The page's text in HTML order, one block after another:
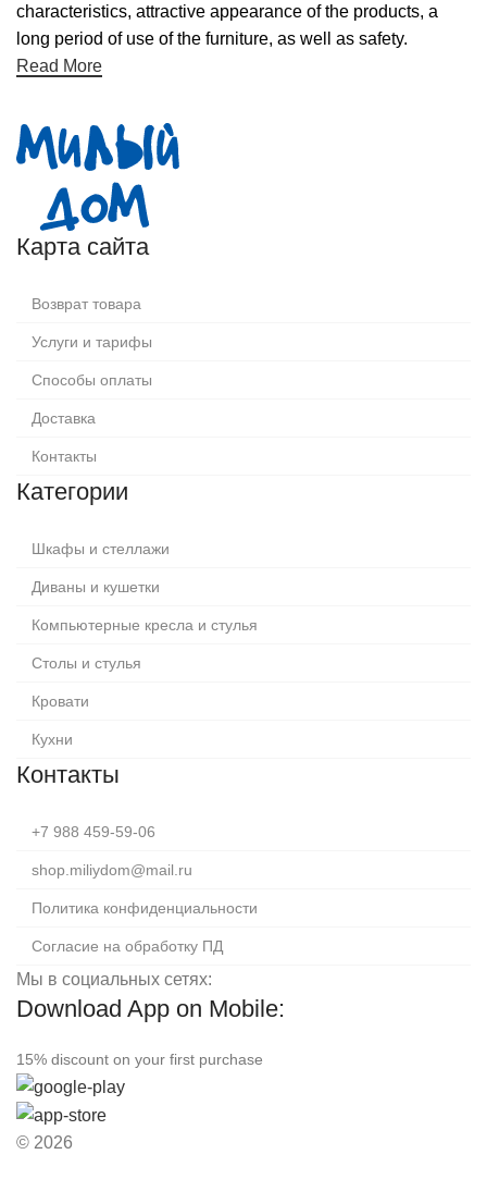
characteristics, attractive appearance of the products, a
long period of use of the furniture, as well as safety.
Read More
Карта сайта
Возврат товара
Услуги и тарифы
Способы оплаты
Доставка
Контакты
Категории
Шкафы и стеллажи
Диваны и кушетки
Компьютерные кресла и стулья
Столы и стулья
Кровати
Кухни
Контакты
+7 988 459-59-06
shop.miliydom@mail.ru
Политика конфиденциальности
Согласие на обработку ПД
Мы в социальных сетях:
Download App on Mobile:
15% discount on your first purchase
© 2026